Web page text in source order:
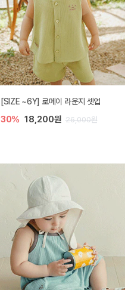
[SIZE ~6Y] 로메이 라운지 셋업
30% 18,200원 26,000원